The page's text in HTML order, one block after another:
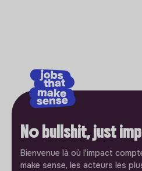
No bullshit, just
Bienvenue là où l'impact
make sense, les acteurs les